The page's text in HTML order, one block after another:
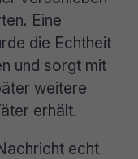
Eine
die Echtheit
und sorgt mit
weitere
erhält.
echt